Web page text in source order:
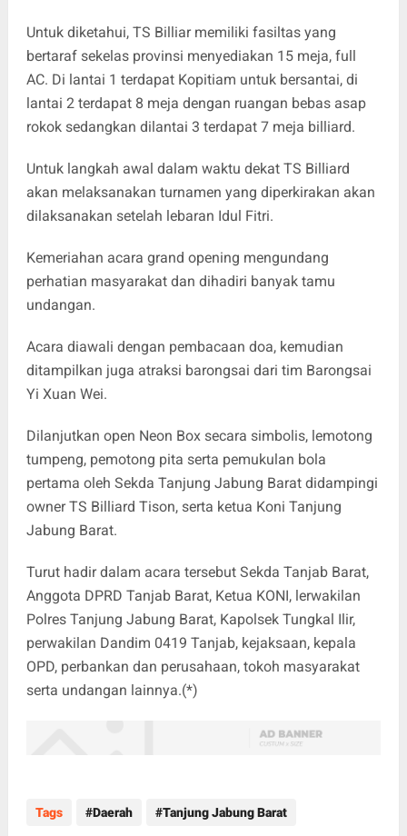
Untuk diketahui, TS Billiar memiliki fasiltas yang
bertaraf sekelas provinsi menyediakan 15 meja, full
AC. Di lantai 1 terdapat Kopitiam untuk bersantai, di
lantai 2 terdapat 8 meja dengan ruangan bebas asap
rokok sedangkan dilantai 3 terdapat 7 meja billiard.
Untuk langkah awal dalam waktu dekat TS Billiard
akan melaksanakan turnamen yang diperkirakan akan
dilaksanakan setelah lebaran Idul Fitri.
Kemeriahan acara grand opening mengundang
perhatian masyarakat dan dihadiri banyak tamu
undangan.
Acara diawali dengan pembacaan doa, kemudian
ditampilkan juga atraksi barongsai dari tim Barongsai
Yi Xuan Wei.
Dilanjutkan open Neon Box secara simbolis, lemotong
tumpeng, pemotong pita serta pemukulan bola
pertama oleh Sekda Tanjung Jabung Barat didampingi
owner TS Billiard Tison, serta ketua Koni Tanjung
Jabung Barat.
Turut hadir dalam acara tersebut Sekda Tanjab Barat,
Anggota DPRD Tanjab Barat, Ketua KONI, lerwakilan
Polres Tanjung Jabung Barat, Kapolsek Tungkal Ilir,
perwakilan Dandim 0419 Tanjab, kejaksaan, kepala
OPD, perbankan dan perusahaan, tokoh masyarakat
serta undangan lainnya.(*)
Tags Daerah Tanjung Jabung Barat